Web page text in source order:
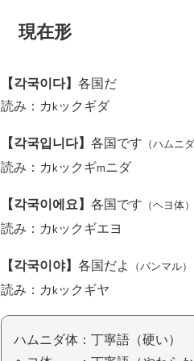
現在形
【각국이다】 各国だ
読み：カ k ックギダ
【각국입니다】 各国です （ハムニ
読み：カ k ックギm ニダ
【각국이에요】 各国です （ヘヨ体）
読み：カ k ックギエヨ
【각국이야】 各国だよ （パンマル）
読み：カ k ックギヤ
ハムニダ体：丁寧語（硬い）